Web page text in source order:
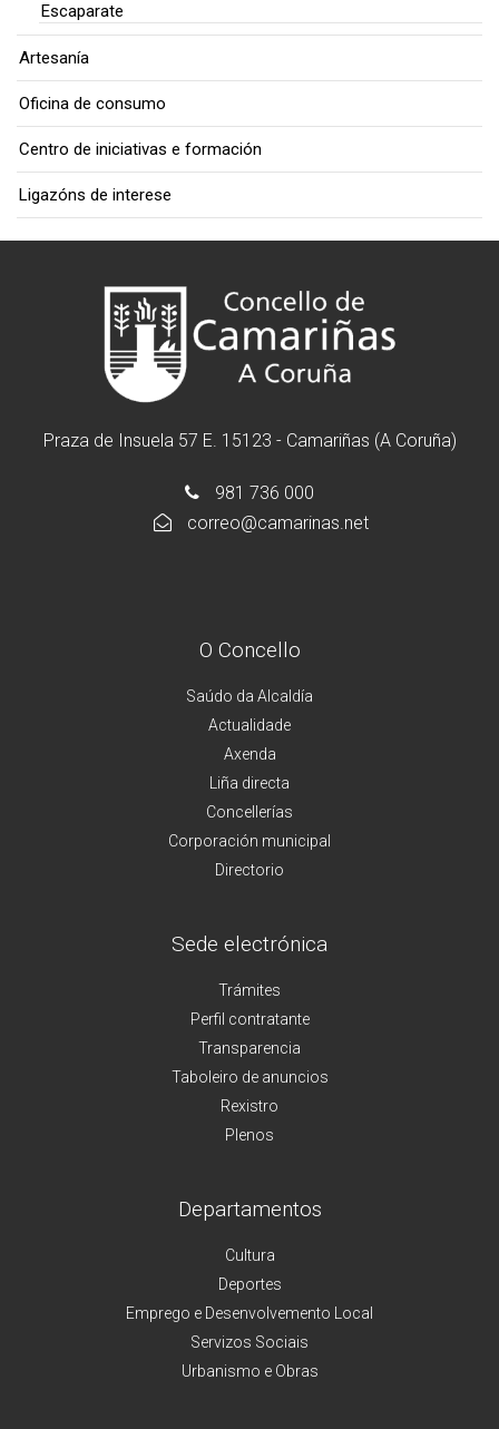
Escaparate
Artesanía
Oficina de consumo
Centro de iniciativas e formación
Ligazóns de interese
Praza de Insuela 57 E. 15123 - Camariñas (A Coruña)
981 736 000
correo@camarinas.net
O Concello
Saúdo da Alcaldía
Actualidade
Axenda
Liña directa
Concellerías
Corporación municipal
Directorio
Sede electrónica
Trámites
Perfil contratante
Transparencia
Taboleiro de anuncios
Rexistro
Plenos
Departamentos
Cultura
Deportes
Emprego e Desenvolvemento Local
Servizos Sociais
Urbanismo e Obras